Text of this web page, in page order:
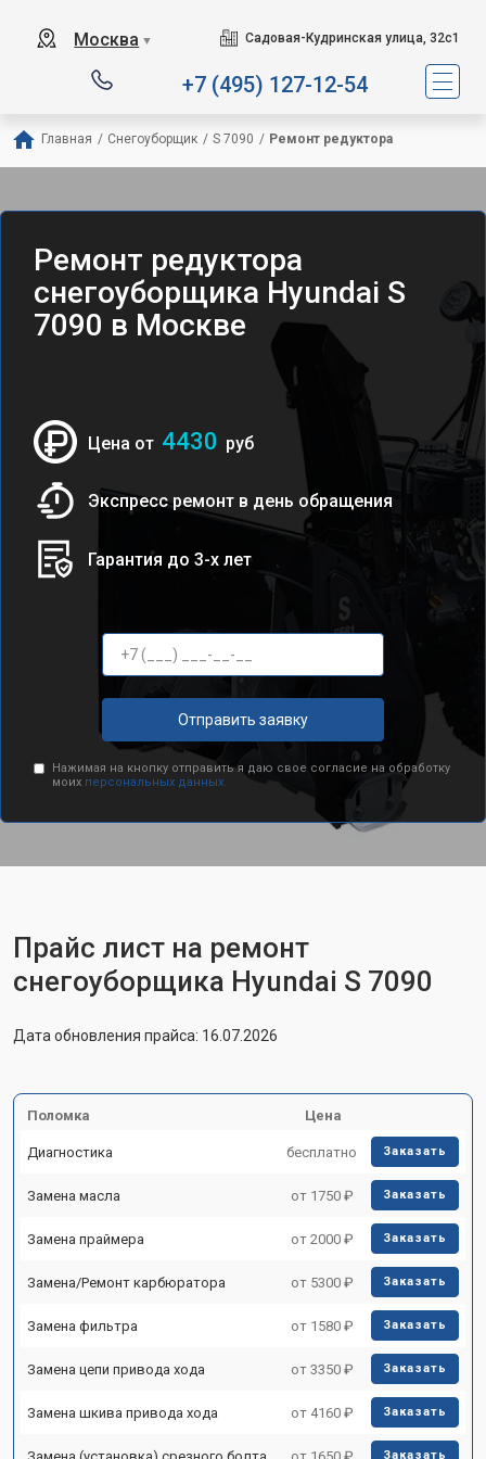
Москва ▼ Садовая-Кудринская улица, 32с1
+7 (495) 127-12-54
Главная / Снегоуборщик / S 7090 / Ремонт редуктора
Ремонт редуктора
снегоуборщика Hyundai S
7090 в Москве
Цена от 4430 руб
Экспресс ремонт в день обращения
Гарантия до 3-х лет
Отправить заявку
Нажимая на кнопку отправить я даю свое согласие на обработку
моих персональных данных.
Прайс лист на ремонт
снегоуборщика Hyundai S 7090
Дата обновления прайса: 16.07.2026
Поломка Цена
Диагностика бесплатно Заказать
Замена масла от 1750 ₽ Заказать
Замена праймера от 2000 ₽ Заказать
Замена/Pемонт карбюратора от 5300 ₽ Заказать
Замена фильтра от 1580 ₽ Заказать
Замена цепи привода хода от 3350 ₽ Заказать
Замена шкива привода хода от 4160 ₽ Заказать
Замена (установка) срезного болта от 1650 ₽ Заказать